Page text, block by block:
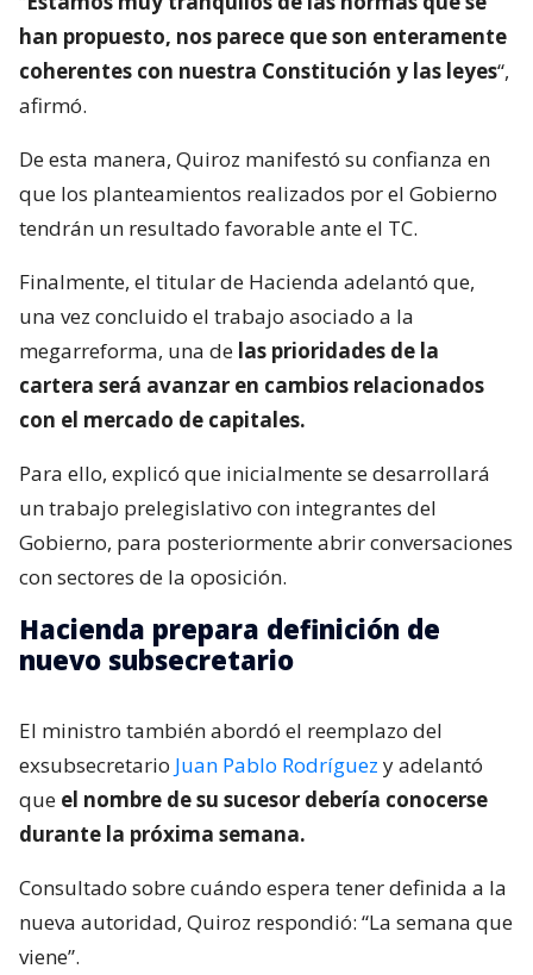
han propuesto, nos parece que son enteramente
coherentes con nuestra Constitución y las leyes“,
afirmó.
De esta manera, Quiroz manifestó su confianza en
que los planteamientos realizados por el Gobierno
tendrán un resultado favorable ante el TC.
Finalmente, el titular de Hacienda adelantó que,
una vez concluido el trabajo asociado a la
megarreforma, una de las prioridades de la
cartera será avanzar en cambios relacionados
con el mercado de capitales.
Para ello, explicó que inicialmente se desarrollará
un trabajo prelegislativo con integrantes del
Gobierno, para posteriormente abrir conversaciones
con sectores de la oposición.
Hacienda prepara definición de
nuevo subsecretario
El ministro también abordó el reemplazo del
exsubsecretario Juan Pablo Rodríguez y adelantó
que el nombre de su sucesor debería conocerse
durante la próxima semana.
Consultado sobre cuándo espera tener definida a la
nueva autoridad, Quiroz respondió: “La semana que
viene”.